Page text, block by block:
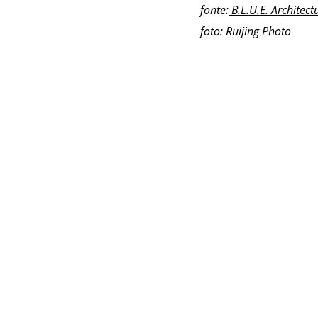
fonte:B.L.U.E.
foto: Ruijing Photo